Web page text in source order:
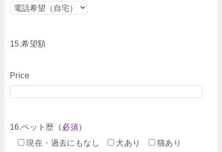
15.希望額
Price
16.ペット歴 （必須）
現在・過去にもなし
犬あり
猫あり